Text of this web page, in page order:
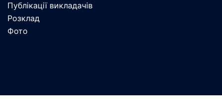
Публікації викладачів
Розклад
Фото